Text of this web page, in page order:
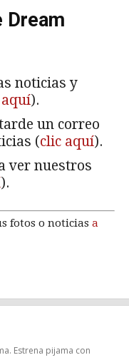
Dream
noticias y
).
un correo
(clic aquí).
ver nuestros
).
fotos o noticias a